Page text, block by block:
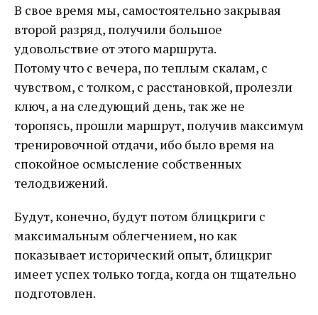
В свое время мы, самостоятельно закрывая
второй разряд, получили большое
удовольствие от этого маршрута.
Потому что с вечера, по теплым скалам, с
чувством, с толком, с расстановкой, пролезли
ключ, а на следующий день, так же не
торопясь, прошли маршрут, получив максимум
тренировочной отдачи, ибо было время на
спокойное осмысление собственных
телодвижений.
Будут, конечно, будут потом блицкриги с
максимальным облегчением, но как
показывает исторический опыт, блицкриг
имеет успех только тогда, когда он тщательно
подготовлен.